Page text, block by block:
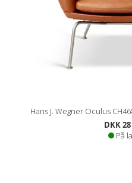
Hans J. Wegner Oculus
DKK
På